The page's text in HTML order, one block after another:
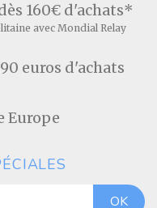
160€ d'achats*
avec Mondial Relay
euros d'achats
Europe